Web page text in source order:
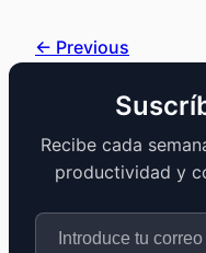
← Previous
Recibe cada
productividad y